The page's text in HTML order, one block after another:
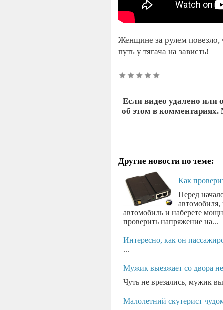
Женщине за рулем повезло,
путь у тягача на зависть!
Если видео удалено или
об этом в комментариях.
Другие новости по теме:
Как
Перед
автомобиля,
автомобиль и наберете
проверить напряжение на...
Интересно, как он
...
Мужик выезжает со двора
Чуть не врезались, мужик
Малолетний скутерист